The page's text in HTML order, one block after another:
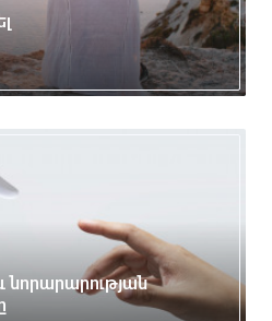
նորարարության